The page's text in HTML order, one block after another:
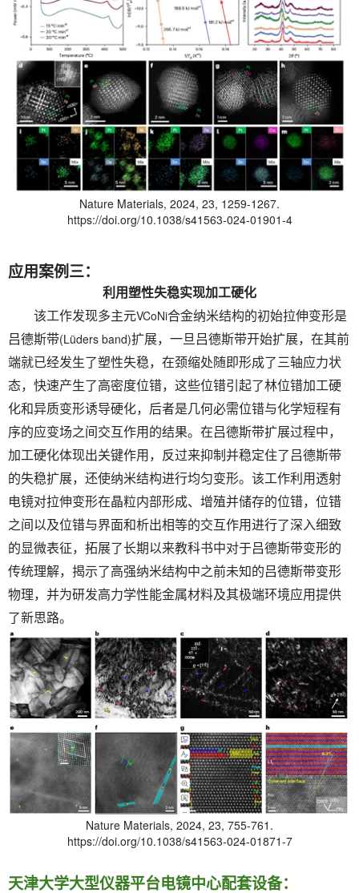
Nature Materials, 2024, 23, 1259-1267.
https://doi.org/10.1038/s41563-024-01901-4
应用案例三：
利用塑性失稳实现加工硬化
该工作发现多主元VCoNi合金纳米结构的初始拉伸变形是
吕德斯带(Lüders band)扩展，一旦吕德斯带开始扩展，在其前
端就已经发生了塑性失稳，在颈缩处随即形成了三轴应力状
态，快速产生了高密度位错，这些位错引起了林位错加工硬
化和异质变形诱导硬化，后者是几何必需位错与化学短程有
序的应变场之间交互作用的结果。在吕德斯带扩展过程中，
加工硬化体现出关键作用，反过来抑制并稳定住了吕德斯带
的失稳扩展，还使纳米结构进行均匀变形。该工作利用透射
电镜对拉伸变形在晶粒内部形成、增殖并储存的位错，位错
之间以及位错与界面和析出相等的交互作用进行了深入细致
的显微表征，拓展了长期以来教科书中对于吕德斯带变形的
传统理解，揭示了高强纳米结构中之前未知的吕德斯带变形
物理，并为研发高力学性能金属材料及其极端环境应用提供
了新思路。
Nature Materials, 2024, 23, 755-761.
https://doi.org/10.1038/s41563-024-01871-7
天津大学大型仪器平台电镜中心配套设备：